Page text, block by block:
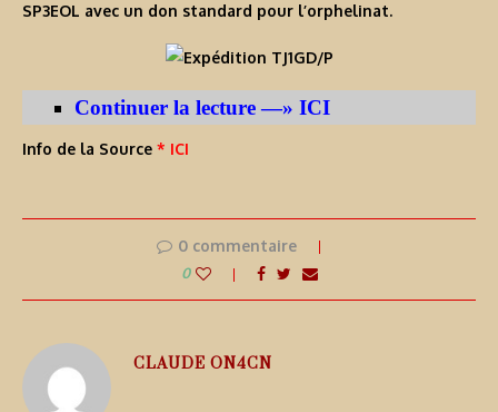
SP3EOL avec un don standard pour l’orphelinat.
Continuer la lecture —» ICI
Info de la Source * ICI
0 commentaire
0
CLAUDE ON4CN